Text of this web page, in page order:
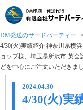
DM発送のサードパーティー >
4/30(火)実績紹介 神奈川県横
ョップ様、埼玉県所沢市 英
どを中心にご注文いただきまし
2024.04.30
4/30(火)実